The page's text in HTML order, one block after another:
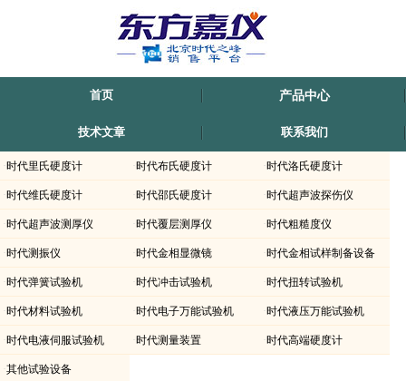
首页 产品中心
技术文章 联系我们
·时代里氏硬度计 ·时代布氏硬度计 ·时代洛氏硬度计
·时代维氏硬度计 ·时代邵氏硬度计 ·时代超声波探伤仪
·时代超声波测厚仪 ·时代覆层测厚仪 ·时代粗糙度仪
·时代测振仪 ·时代金相显微镜 ·时代金相试样制备设备
·时代弹簧试验机 ·时代冲击试验机 ·时代扭转试验机
·时代材料试验机 ·时代电子万能试验机 ·时代液压万能试验机
·时代电液伺服试验机 ·时代测量装置 ·时代高端硬度计
·其他试验设备